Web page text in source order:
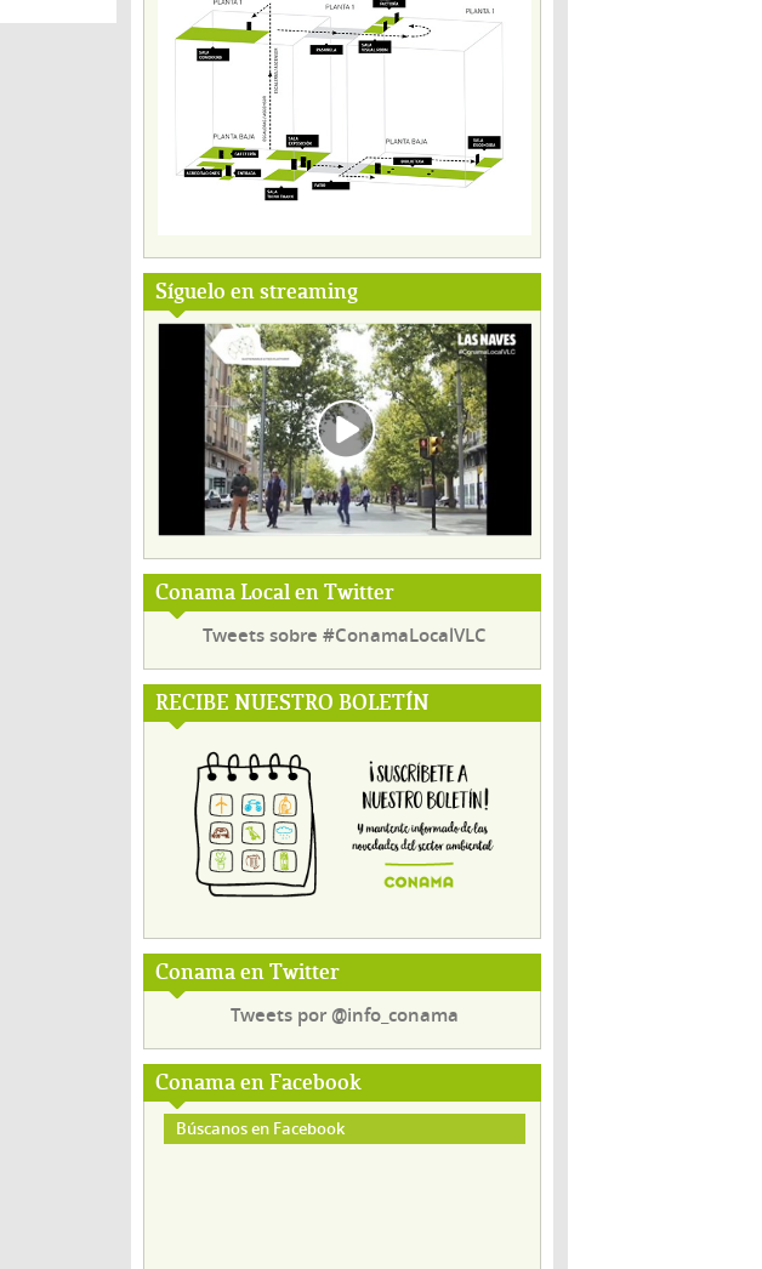
Síguelo en streaming
Conama Local en Twitter
Tweets sobre #ConamaLocalVLC
RECIBE NUESTRO BOLETÍN
Conama en Twitter
Tweets por @info_conama
Conama en Facebook
Búscanos en Facebook